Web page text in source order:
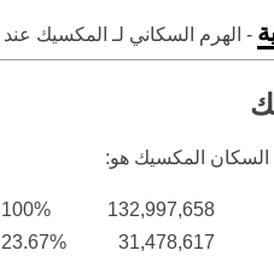
- الهرم السكاني لـ المكسيك عند
السكان المكسيك هو:
132,997,658
100%
31,478,617
23.67%